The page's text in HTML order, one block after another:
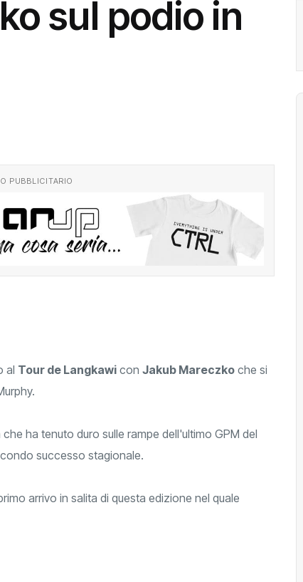
sul podio in
PUBBLICITARIO
al Tour de Langkawi con Jakub Mareczko che si
ha tenuto duro sulle rampe dell'ultimo GPM del
successo stagionale.
arrivo in salita di questa edizione nel quale